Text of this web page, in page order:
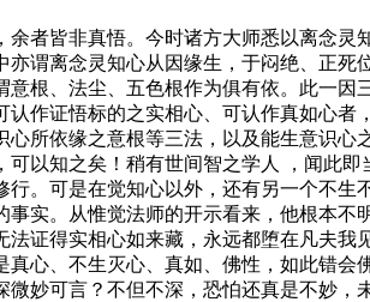
皆非真悟。今时诸方大师悉以离念灵
谓离念灵知心从因缘生，于闷绝、正
根、法尘、五色根作为俱有依。此一
作证悟标的之实相心、可认作真如心
所依缘之意根等三法，以及能生意识
以知之矣！稍有世间智之学人 ，闻此即
可是在觉知心以外，还有另一个不生
实。从惟觉法师的开示看来，他根本
证得实相心如来藏，永远都堕在凡夫我
、不生灭心、真如、佛性，如此错会
妙可言？不但不深，恐怕还真是不妙